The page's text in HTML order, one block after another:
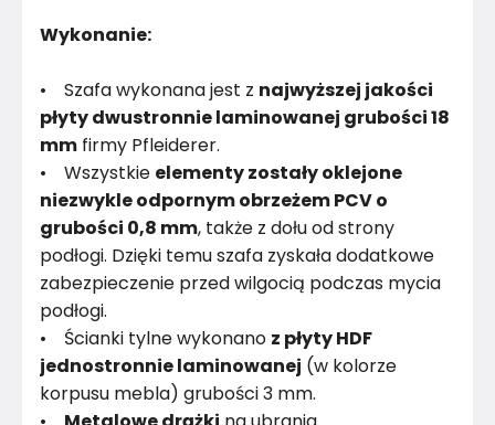
Wykonanie:
• Szafa wykonana jest z najwyższej jakości
płyty dwustronnie laminowanej grubości 18
mm firmy Pfleiderer.
• Wszystkie elementy zostały oklejone
niezwykle odpornym obrzeżem PCV o
grubości 0,8 mm, także z dołu od strony
podłogi. Dzięki temu szafa zyskała dodatkowe
zabezpieczenie przed wilgocią podczas mycia
podłogi.
• Ścianki tylne wykonano z płyty HDF
jednostronnie laminowanej (w kolorze
korpusu mebla) grubości 3 mm.